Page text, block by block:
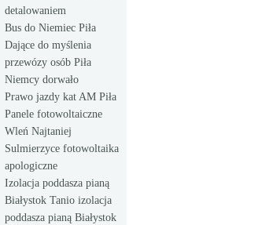
detalowaniem
Bus do Niemiec Piła
Dające do myślenia
przewózy osób Piła
Niemcy dorwało
Prawo jazdy kat AM Piła
Panele fotowoltaiczne
Wleń Najtaniej
Sulmierzyce fotowoltaika
apologiczne
Izolacja poddasza pianą
Białystok Tanio izolacja
poddasza pianą Białystok